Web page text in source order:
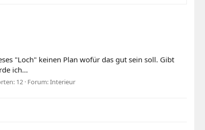
"Loch" keinen Plan wofür das gut sein soll. Gibt
ich...
12 Forum:Interieur